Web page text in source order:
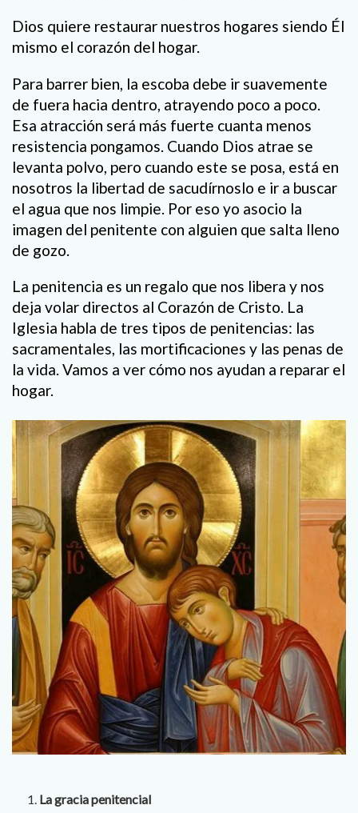
Dios quiere restaurar nuestros hogares siendo Él
mismo el corazón del hogar.
Para barrer bien, la escoba debe ir suavemente
de fuera hacia dentro, atrayendo poco a poco.
Esa atracción será más fuerte cuanta menos
resistencia pongamos. Cuando Dios atrae se
levanta polvo, pero cuando este se posa, está en
nosotros la libertad de sacudírnoslo e ir a buscar
el agua que nos limpie. Por eso yo asocio la
imagen del penitente con alguien que salta lleno
de gozo.
La penitencia es un regalo que nos libera y nos
deja volar directos al Corazón de Cristo. La
Iglesia habla de tres tipos de penitencias: las
sacramentales, las mortificaciones y las penas de
la vida. Vamos a ver cómo nos ayudan a reparar el
hogar.
La gracia penitencial